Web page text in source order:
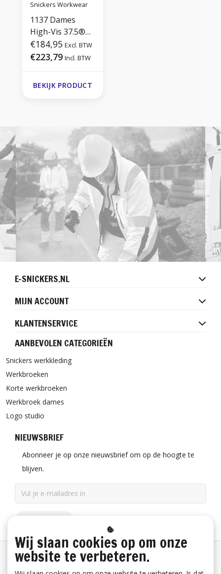
Snickers Workwear
1137 Dames
High-Vis 37.5®
Isolerend Jack
€184,95 Excl. BTW
€223,79 Incl. BTW
BEKIJK PRODUCT
E-SNICKERS.NL
MIJN ACCOUNT
KLANTENSERVICE
AANBEVOLEN CATEGORIEËN
Snickers werkkleding
Werkbroeken
Korte werkbroeken
Werkbroek dames
Logo studio
NIEUWSBRIEF
Abonneer je op onze nieuwsbrief om op de hoogte te
blijven.
Betaalinformatie
Wij slaan cookies op om onze
website te verbeteren.